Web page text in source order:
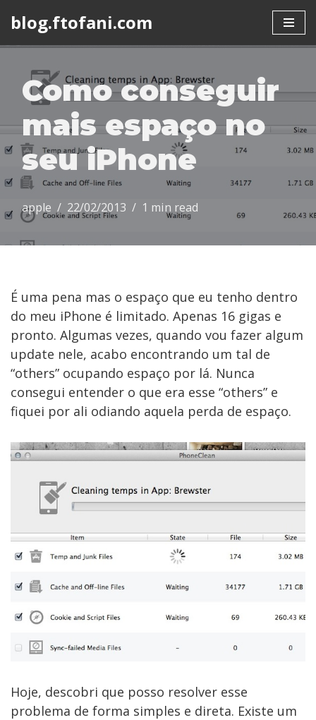
content
blog.ftofani.com
Como conseguir
mais espaço no
seu iPhone
apple 22/02/2013 1 min read
É uma pena mas o espaço que eu tenho dentro
do meu iPhone é limitado. Apenas 16 gigas e
pronto. Algumas vezes, quando vou fazer algum
update nele, acabo encontrando um tal de
“others” ocupando espaço por lá. Nunca
consegui entender o que era esse “others” e
fiquei por ali odiando aquela perda de espaço.
Hoje, descobri que posso resolver esse
problema de forma simples e direta. Existe um